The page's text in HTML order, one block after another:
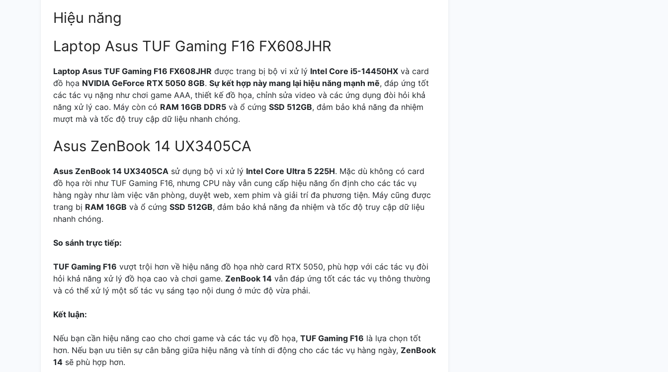
Hiệu năng
Laptop Asus TUF Gaming F16 FX608JHR
Laptop Asus TUF Gaming F16 FX608JHR được trang bị bộ vi xử lý Intel Core i5-14450HX và card
đồ họa NVIDIA GeForce RTX 5050 8GB. Sự kết hợp này mang lại hiệu năng mạnh mẽ, đáp ứng tốt
các tác vụ nặng như chơi game AAA, thiết kế đồ họa, chỉnh sửa video và các ứng dụng đòi hỏi khả
năng xử lý cao. Máy còn có RAM 16GB DDR5 và ổ cứng SSD 512GB, đảm bảo khả năng đa nhiệm
mượt mà và tốc độ truy cập dữ liệu nhanh chóng.
Asus ZenBook 14 UX3405CA
Asus ZenBook 14 UX3405CA sử dụng bộ vi xử lý Intel Core Ultra 5 225H. Mặc dù không có card
đồ họa rời như TUF Gaming F16, nhưng CPU này vẫn cung cấp hiệu năng ổn định cho các tác vụ
hàng ngày như làm việc văn phòng, duyệt web, xem phim và giải trí đa phương tiện. Máy cũng được
trang bị RAM 16GB và ổ cứng SSD 512GB, đảm bảo khả năng đa nhiệm và tốc độ truy cập dữ liệu
nhanh chóng.
So sánh trực tiếp:
TUF Gaming F16 vượt trội hơn về hiệu năng đồ họa nhờ card RTX 5050, phù hợp với các tác vụ đòi
hỏi khả năng xử lý đồ họa cao và chơi game. ZenBook 14 vẫn đáp ứng tốt các tác vụ thông thường
và có thể xử lý một số tác vụ sáng tạo nội dung ở mức độ vừa phải.
Kết luận:
Nếu bạn cần hiệu năng cao cho chơi game và các tác vụ đồ họa, TUF Gaming F16 là lựa chọn tốt
hơn. Nếu bạn ưu tiên sự cân bằng giữa hiệu năng và tính di động cho các tác vụ hàng ngày, ZenBook
14 sẽ phù hợp hơn.